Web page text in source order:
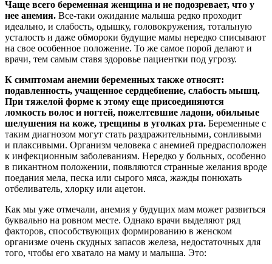
Чаще всего беременная женщина и не подозревает, что у
нее анемия. Все-таки ожидание малыша редко проходит
идеально, и слабость, одышку, головокружения, тотальную
усталость и даже обмороки будущие мамы нередко списывают
на свое особенное положение. То же самое порой делают и
врачи, тем самым ставя здоровье пациентки под угрозу.
К симптомам анемии беременных также относят:
подавленность, учащенное сердцебиение, слабость мышц.
При тяжелой форме к этому еще присоединяются
ломкость волос и ногтей, пожелтевшие ладони, обильные
шелушения на коже, трещины в уголках рта. Беременные с
таким диагнозом могут стать раздражительными, сонливыми
и плаксивыми. Организм человека с анемией предрасположен
к инфекционным заболеваниям. Нередко у больных, особенно
в пикантном положении, появляются странные желания вроде
поедания мела, песка или сырого мяса, жажды понюхать
отбеливатель, хлорку или ацетон.
Как мы уже отмечали, анемия у будущих мам может развиться
буквально на ровном месте. Однако врачи выделяют ряд
факторов, способствующих формированию в женском
организме очень скудных запасов железа, недостаточных для
того, чтобы его хватало на маму и малыша. Это: